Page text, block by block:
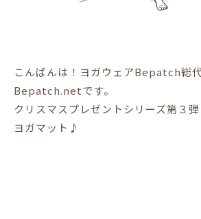
こんばんは！ヨガウェアBepatch総
Bepatch.netです。
クリスマスプレゼントシリーズ第３弾
ヨガマット♪